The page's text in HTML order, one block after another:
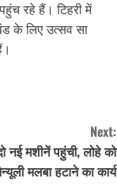
रहे हैं। टिहरी में
के लिए उत्सव सा
Next:
नई मशीनें पहुंची, लोहे को
मलबा हटाने का कार्य